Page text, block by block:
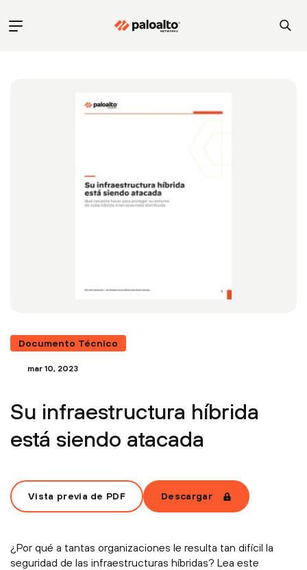
Documento Técnico
mar 10, 2023
Su infraestructura híbrida
está siendo atacada
Vista previa de PDF Descargar
¿Por qué a tantas organizaciones le resulta tan difícil la
seguridad de las infraestructuras híbridas? Lea este